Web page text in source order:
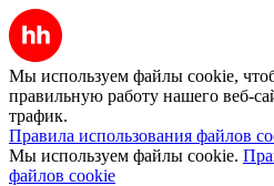
Мы используем файлы cookie,
правильную работу нашего веб-
трафик.
Правила использования файлов
Мы используем файлы cookie.
файлов cookie